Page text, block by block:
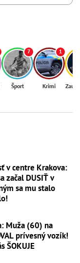
7
Šport
1
Krimi
v centre Krakova:
začal DUSIŤ v
sa mu stalo
Muža (60) na
prívesný vozík!
ŠOKUJE